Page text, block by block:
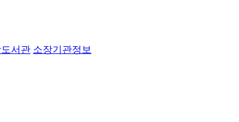
서관 소장기관정보